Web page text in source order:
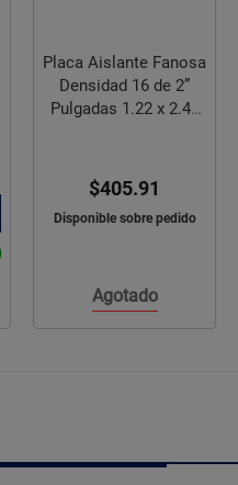
Placa Aislante Fanosa
Densidad 16 de 2”
Pulgadas 1.22 x 2.44
$405.91
Disponible sobre pedido
Agotado